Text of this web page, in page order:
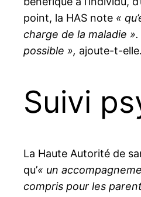
point, la HAS note «
charge de la maladie
possible », ajoute-t-elle.
Suivi
La Haute Autorité de
qu’« un
compris pour les